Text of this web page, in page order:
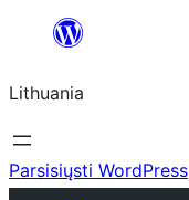
turinio
Lithuania
Parsisiųsti WordPress